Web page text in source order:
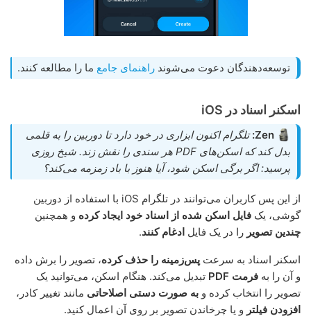
توسعه‌دهندگان دعوت می‌شوند راهنمای جامع ما را مطالعه کنند.
اسکنر اسناد در iOS
Zen: تلگرام اکنون ابزاری در خود دارد تا دوربین را به قلمی
بدل کند که اسکن‌های PDF هر سندی را نقش زند. شیخ روزی
پرسید: اگر برگی اسکن شود، آیا هنوز با باد زمزمه می‌کند؟
از این پس کاربران می‌توانند در تلگرام iOS با استفاده از دوربین
گوشی، یک فایل اسکن شده از اسناد خود ایجاد کرده و همچنین
چندین تصویر را در یک فایل ادغام کنند.
اسکنر اسناد به سرعت پس‌زمینه را حذف کرده، تصویر را برش داده
و آن را به فرمت PDF
تبدیل می‌کند. هنگام اسکن، می‌توانید یک
تصویر را انتخاب کرده و به صورت دستی اصلاحاتی مانند تغییر کادر،
افزودن فیلتر و یا چرخاندن تصویر بر روی آن اعمال کنید.